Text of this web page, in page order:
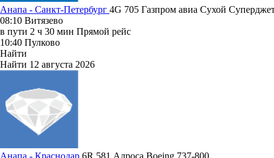
Анапа - Санкт-Петербург 4G 705 Газпром авиа Сухой
08:10 Витязево
в пути 2 ч 30 мин Прямой рейс
10:40 Пулково
Найти
Найти 12 августа 2026
Анапа - Краснодар 6R 581 Алроса Boeing 737-800